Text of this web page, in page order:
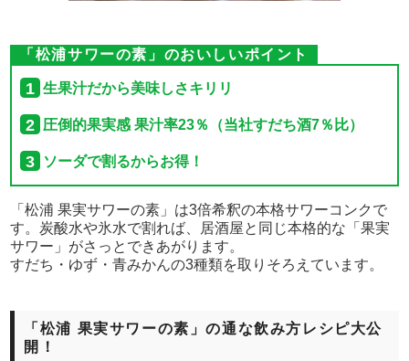
「松浦サワーの素」のおいしいポイント
生果汁だから美味しさキリリ
圧倒的果実感 果汁率23％（当社すだち酒7％比）
ソーダで割るからお得！
「松浦 果実サワーの素」は3倍希釈の本格サワーコンクで
す。炭酸水や氷水で割れば、居酒屋と同じ本格的な「果実
サワー」がさっとできあがります。
すだち・ゆず・青みかんの3種類を取りそろえています。
「松浦 果実サワーの素」の通な飲み方レシピ大公
開！